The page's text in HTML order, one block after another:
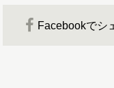
Facebookでシ